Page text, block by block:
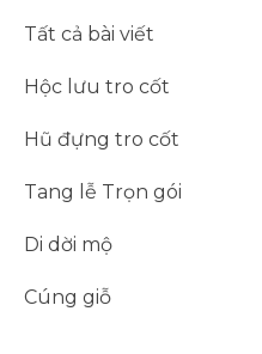
Tất cả bài viết
Hộc lưu tro cốt
Hũ đựng tro cốt
Tang lễ Trọn gói
Di dời mộ
Cúng giỗ